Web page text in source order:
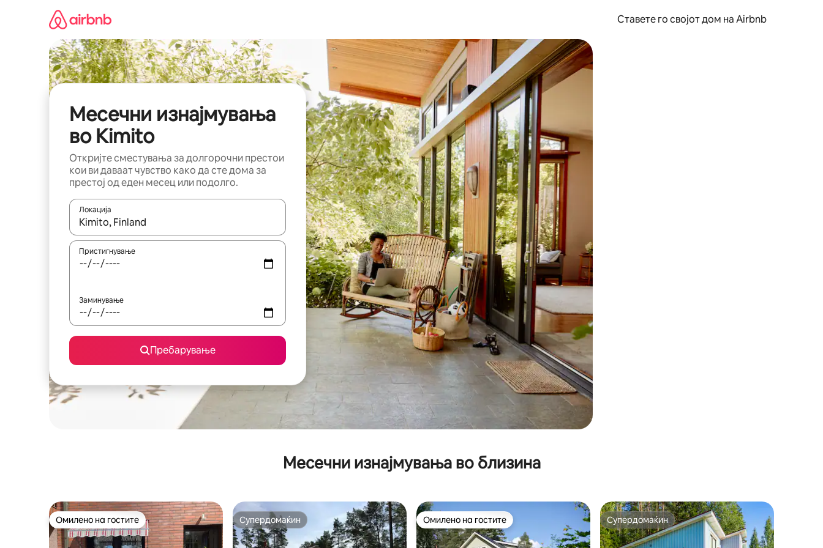
Ставете го својот дом на Airbnb
Месечни изнајмувања
во Kimito
Откријте сместувања за долгорочни престои
кои ви даваат чувство како да сте дома за
престој од еден месец или подолго.
Локација
Кога резултатите се достапни, движете се со копчињата со стрелки нагоре и надолу или истражувајте со допирање или со лизгање.
Пристигнување
Заминување
Пребарување
Месечни изнајмувања во близина
Омилено на гостите
Омилено на гостите Супердомаќин
Супердомаќин Омилено на гостите
Омилено на гостите Супердомаќин
Супердомаќин